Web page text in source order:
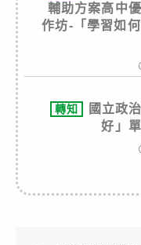
輔助方案高中
作坊-「學習如
轉知
國立政
好」